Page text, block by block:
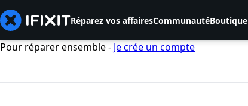
Réparez vos affairesCommunautéBoutique
Pour réparer ensemble - Je crée un compte